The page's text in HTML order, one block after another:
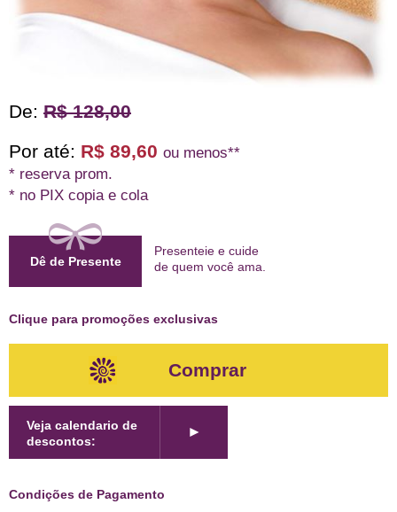
De: R$ 128,00
Por até: R$ 89,60 ou menos**
* reserva prom.
* no PIX copia e cola
Dê de Presente
Presenteie e cuide
de quem você ama
Clique para promoções exclusivas
Comprar
Veja calendario de
descontos:
►
Condições de Pagamento